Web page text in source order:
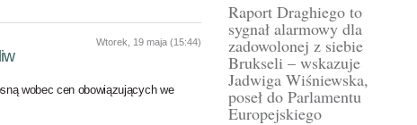
Wtorek, 19 maja (15:44)
wobec cen obowiązujących we
Raport Draghiego to
sygnał alarmowy dla
zadowolonej z siebie
Brukseli – wskazuje
Jadwiga Wiśniewska,
poseł do Parlamentu
Europejskiego